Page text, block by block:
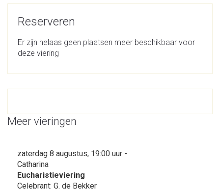
Reserveren
Er zijn helaas geen plaatsen meer beschikbaar voor
deze viering
Meer vieringen
zaterdag 8 augustus, 19:00 uur -
Catharina
Eucharistieviering
Celebrant: G. de Bekker